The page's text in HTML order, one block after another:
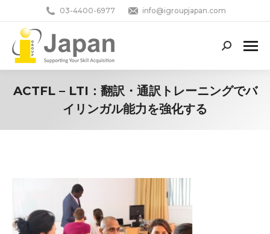
03-4400-6977 info@igroupjapan.com
Search:
ACTFL – LTI：翻訳・通訳トレーニングでバ
イリンガル能力を強化する